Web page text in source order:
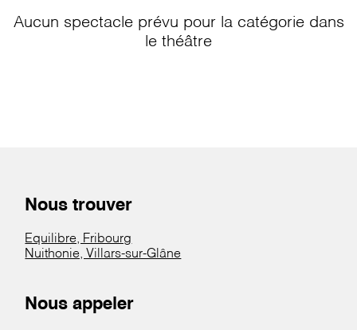
Aucun spectacle prévu pour la catégorie dans
le théâtre
Nous trouver
Equilibre, Fribourg
Nuithonie, Villars-sur-Glâne
Nous appeler